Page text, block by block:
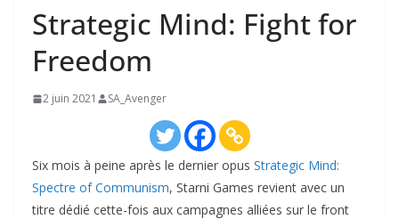
Strategic Mind: Fight for
Freedom
2 juin 2021 SA_Avenger
Six mois à peine après le dernier opus Strategic Mind:
Spectre of Communism, Starni Games revient avec un
titre dédié cette-fois aux campagnes alliées sur le front